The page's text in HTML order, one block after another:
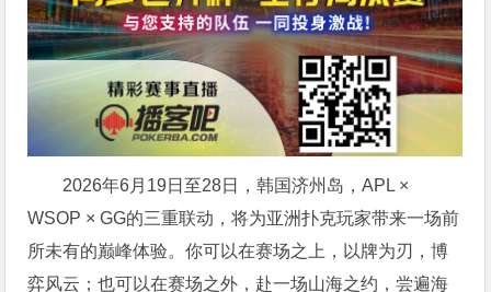
2026年6月19日至28日，韩国济州岛，APL ×
WSOP × GG的三重联动，将为亚洲扑克玩家带来一场前
所未有的巅峰体验。你可以在赛场之上，以牌为刃，博
弈风云；也可以在赛场之外，赴一场山海之约，尝遍海